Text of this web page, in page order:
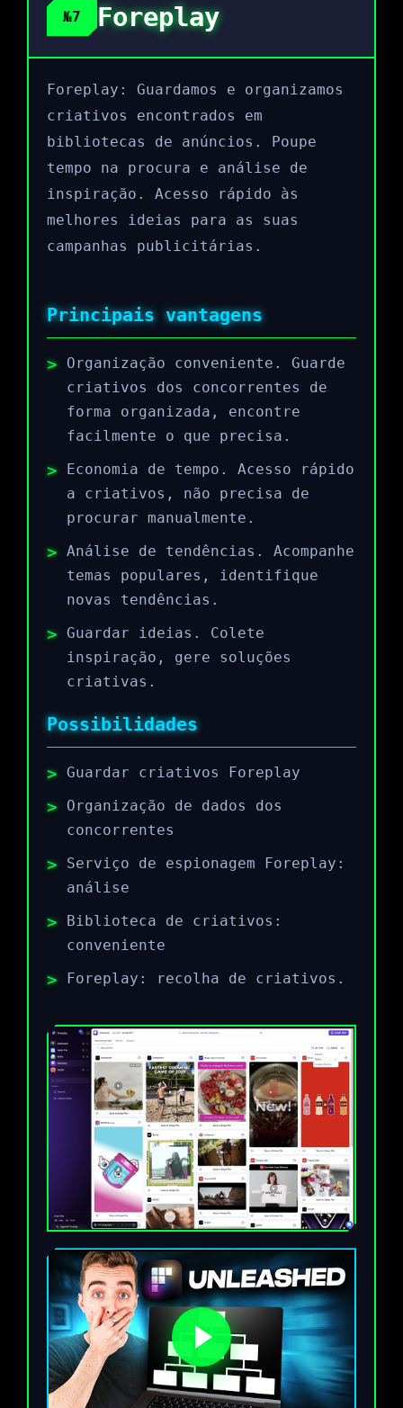
№7 Foreplay
Foreplay: Guardamos e organizamos
criativos encontrados em
bibliotecas de anúncios. Poupe
tempo na procura e análise de
inspiração. Acesso rápido às
melhores ideias para as suas
campanhas publicitárias.
Principais vantagens
Organização conveniente. Guarde
criativos dos concorrentes de
forma organizada, encontre
facilmente o que precisa.
Economia de tempo. Acesso rápido
a criativos, não precisa de
procurar manualmente.
Análise de tendências. Acompanhe
temas populares, identifique
novas tendências.
Guardar ideias. Colete
inspiração, gere soluções
criativas.
Possibilidades
Guardar criativos Foreplay
Organização de dados dos
concorrentes
Serviço de espionagem Foreplay:
análise
Biblioteca de criativos:
conveniente
Foreplay: recolha de criativos.